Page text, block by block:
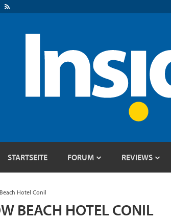
STARTSEITE FORUM REVIEWS
Hotel Conil
BEACH HOTEL CONIL